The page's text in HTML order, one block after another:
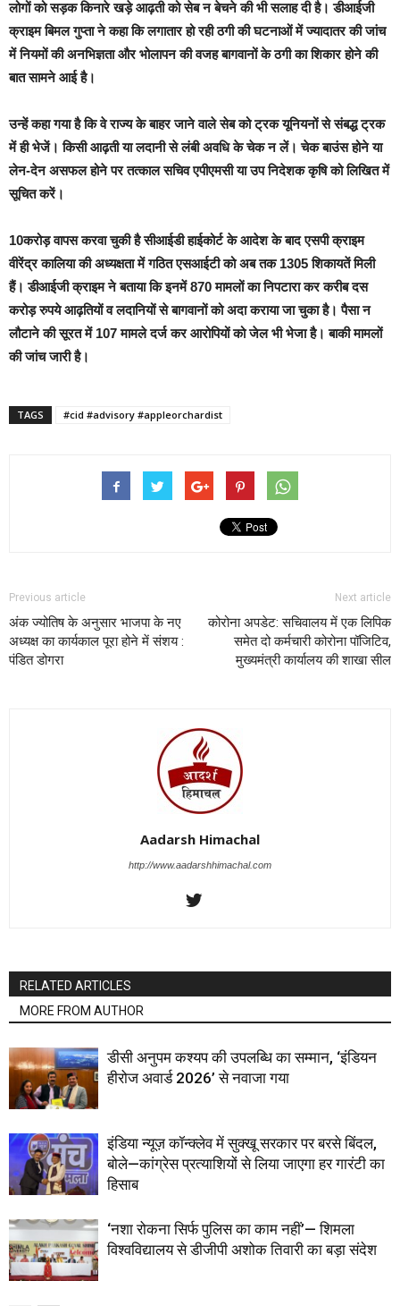
लोगों को सड़क किनारे खड़े आढ़ती को सेब न बेचने की भी सलाह दी है। डीआईजी
क्राइम बिमल गुप्ता ने कहा कि लगातार हो रही ठगी की घटनाओं में ज्यादातर की जांच
में नियमों की अनभिज्ञता और भोलापन की वजह बागवानों के ठगी का शिकार होने की
बात सामने आई है।
उन्हें कहा गया है कि वे राज्य के बाहर जाने वाले सेब को ट्रक यूनियनों से संबद्ध ट्रक
में ही भेजें। किसी आढ़ती या लदानी से लंबी अवधि के चेक न लें। चेक बाउंस होने या
लेन-देन असफल होने पर तत्काल सचिव एपीएमसी या उप निदेशक कृषि को लिखित में
सूचित करें।
10करोड़ वापस करवा चुकी है सीआईडी हाईकोर्ट के आदेश के बाद एसपी क्राइम
वीरेंद्र कालिया की अध्यक्षता में गठित एसआईटी को अब तक 1305 शिकायतें मिली
हैं। डीआईजी क्राइम ने बताया कि इनमें 870 मामलों का निपटारा कर करीब दस
करोड़ रुपये आढ़तियों व लदानियों से बागवानों को अदा कराया जा चुका है। पैसा न
लौटाने की सूरत में 107 मामले दर्ज कर आरोपियों को जेल भी भेजा है। बाकी मामलों
की जांच जारी है।
TAGS #cid #advisory #appleorchardist
Previous article
अंक ज्योतिष के अनुसार भाजपा के नए
अध्यक्ष का कार्यकाल पूरा होने में संशय :
पंडित डोगरा
Next article
कोरोना अपडेट: सचिवालय में एक लिपिक
समेत दो कर्मचारी कोरोना पॉजिटिव,
मुख्यमंत्री कार्यालय की शाखा सील
Aadarsh Himachal
http://www.aadarshhimachal.com
RELATED ARTICLES
MORE FROM AUTHOR
डीसी अनुपम कश्यप की उपलब्धि का सम्मान, ‘इंडियन
हीरोज अवार्ड 2026’ से नवाजा गया
इंडिया न्यूज़ कॉन्क्लेव में सुक्खू सरकार पर बरसे बिंदल,
बोले—कांग्रेस प्रत्याशियों से लिया जाएगा हर गारंटी का
हिसाब
‘नशा रोकना सिर्फ पुलिस का काम नहीं’— शिमला
विश्वविद्यालय से डीजीपी अशोक तिवारी का बड़ा संदेश